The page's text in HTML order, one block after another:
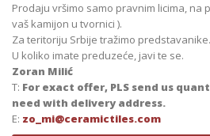
Prodaju vršimo samo pravnim licima, na
vaš kamijon u tvornici ).
Za teritoriju Srbije tražimo predstavanike.
U koliko imate preduzeće, javi te se.
Zoran Milić
T: For exact offer, PLS send us
need with delivery address.
E: zo_mi@ceramictiles.com